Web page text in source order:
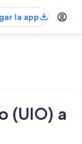
la app
(UIO) a